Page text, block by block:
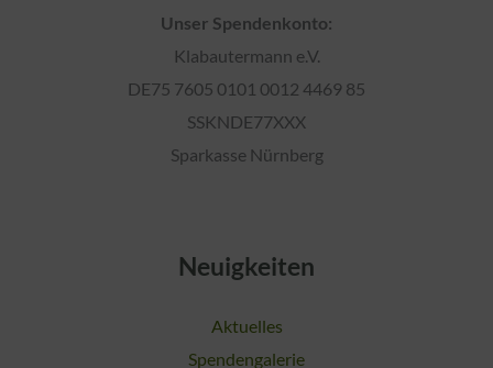
Unser Spendenkonto:
Klabautermann e.V.
DE75 7605 0101 0012 4469 85
SSKNDE77XXX
Sparkasse Nürnberg
Neuigkeiten
Aktuelles
Spendengalerie